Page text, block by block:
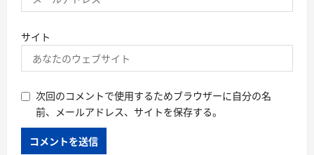
サイト
次回のコメントで使用するためブラウザーに自分の名
前、メールアドレス、サイトを保存する。